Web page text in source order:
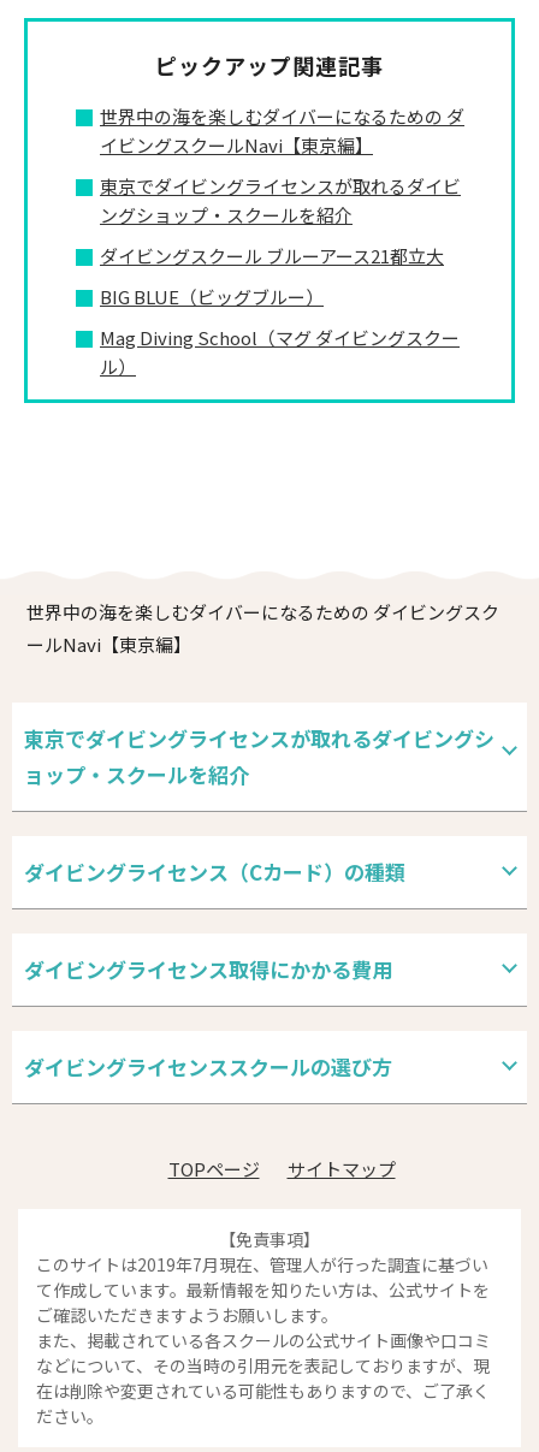
ピックアップ関連記事
世界中の海を楽しむダイバーになるための ダ
イビングスクールNavi【東京編】
東京でダイビングライセンスが取れるダイビ
ングショップ・スクールを紹介
ダイビングスクール ブルーアース21都立大
BIG BLUE（ビッグブルー）
Mag Diving School（マグ ダイビングスクー
ル）
世界中の海を楽しむダイバーになるための ダイビングスク
ールNavi【東京編】
東京でダイビングライセンスが取れるダイビングシ
ョップ・スクールを紹介
ダイビングライセンス（Cカード）の種類
ダイビングライセンス取得にかかる費用
ダイビングライセンススクールの選び方
TOPページ サイトマップ
【免責事項】
このサイトは2019年7月現在、管理人が行った調査に基づい
て作成しています。最新情報を知りたい方は、公式サイトを
ご確認いただきますようお願いします。
また、掲載されている各スクールの公式サイト画像や口コミ
などについて、その当時の引用元を表記しておりますが、現
在は削除や変更されている可能性もありますので、ご了承く
ださい。